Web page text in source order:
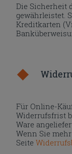
Die Sicherheit
gewährleistet.
Kreditkarten
Für Online-
Widerrufsfrist
Ware
Wenn Sie
Seite